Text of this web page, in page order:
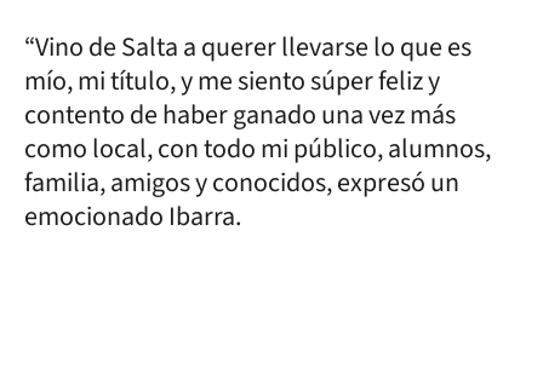
“Vino de Salta a querer llevarse lo que es
mío, mi título, y me siento súper feliz y
contento de haber ganado una vez más
como local, con todo mi público, alumnos,
familia, amigos y conocidos, expresó un
emocionado Ibarra.